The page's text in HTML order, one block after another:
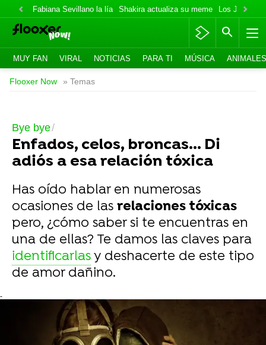
Fabiana Sevillano la lía Shakira actualiza su meme Los Jonas
MUY FAN VIRAL NOTICIAS PARA TI MÚSICA ANIMALES
Flooxer Now » Temas
Bye bye
Enfados, celos, broncas... Di
adiós a esa relación tóxica
Has oído hablar en numerosas
ocasiones de las relaciones tóxicas
pero, ¿cómo saber si te encuentras en
una de ellas? Te damos las claves para
identificarlasy deshacerte de este tipo
de amor dañino.
-